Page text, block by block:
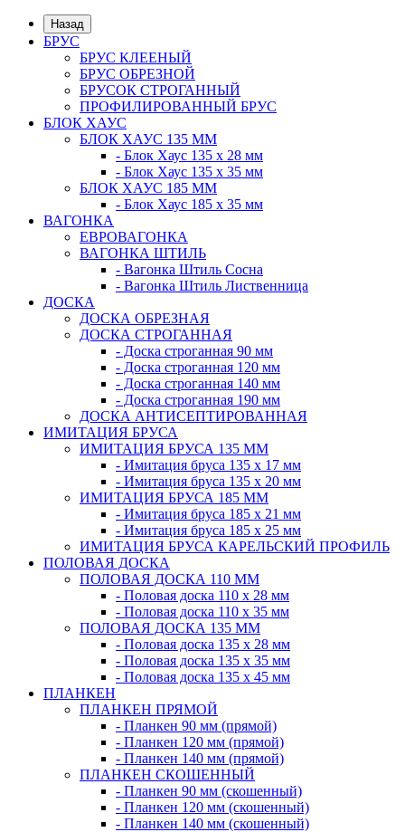
Назад
БРУС
БРУС КЛЕЕНЫЙ
БРУС ОБРЕЗНОЙ
БРУСОК СТРОГАННЫЙ
ПРОФИЛИРОВАННЫЙ БРУС
БЛОК ХАУС
БЛОК ХАУС 135 ММ
- Блок Хаус 135 х 28 мм
- Блок Хаус 135 х 35 мм
БЛОК ХАУС 185 ММ
- Блок Хаус 185 х 35 мм
ВАГОНКА
ЕВРОВАГОНКА
ВАГОНКА ШТИЛЬ
- Вагонка Штиль Сосна
- Вагонка Штиль Лиственница
ДОСКА
ДОСКА ОБРЕЗНАЯ
ДОСКА СТРОГАННАЯ
- Доска строганная 90 мм
- Доска строганная 120 мм
- Доска строганная 140 мм
- Доска строганная 190 мм
ДОСКА АНТИСЕПТИРОВАННАЯ
ИМИТАЦИЯ БРУСА
ИМИТАЦИЯ БРУСА 135 ММ
- Имитация бруса 135 х 17 мм
- Имитация бруса 135 х 20 мм
ИМИТАЦИЯ БРУСА 185 ММ
- Имитация бруса 185 х 21 мм
- Имитация бруса 185 х 25 мм
ИМИТАЦИЯ БРУСА КАРЕЛЬСКИЙ ПРОФИЛЬ
ПОЛОВАЯ ДОСКА
ПОЛОВАЯ ДОСКА 110 ММ
- Половая доска 110 х 28 мм
- Половая доска 110 х 35 мм
ПОЛОВАЯ ДОСКА 135 ММ
- Половая доска 135 х 28 мм
- Половая доска 135 х 35 мм
- Половая доска 135 х 45 мм
ПЛАНКЕН
ПЛАНКЕН ПРЯМОЙ
- Планкен 90 мм (прямой)
- Планкен 120 мм (прямой)
- Планкен 140 мм (прямой)
ПЛАНКЕН СКОШЕННЫЙ
- Планкен 90 мм (скошенный)
- Планкен 120 мм (скошенный)
- Планкен 140 мм (скошенный)